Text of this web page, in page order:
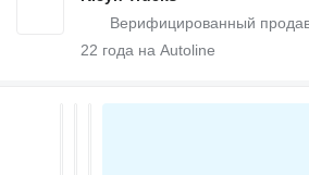
22 года на Autoline